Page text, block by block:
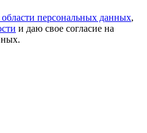
персональных данных,
и даю свое согласие на